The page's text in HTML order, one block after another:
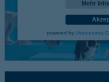
Mehr
powered by Usercentrics